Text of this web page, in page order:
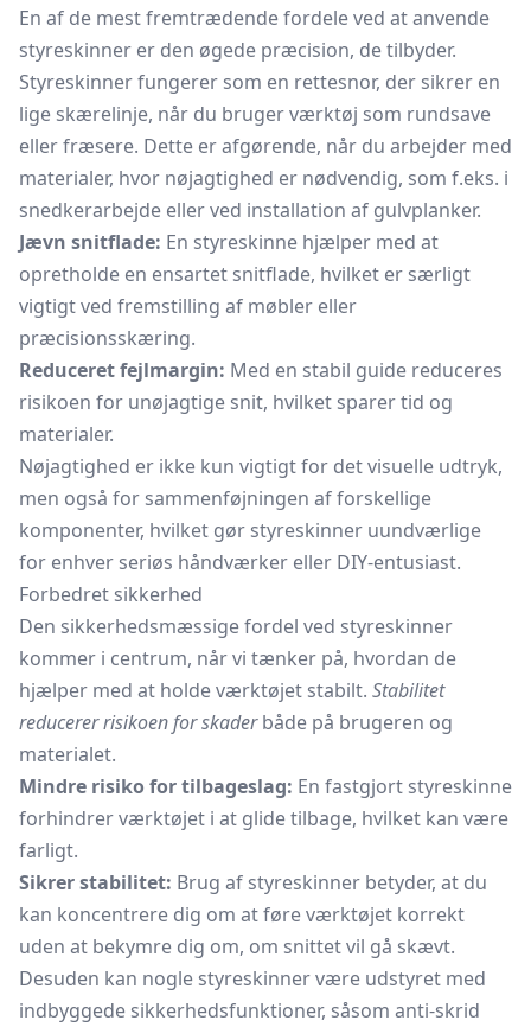
En af de mest fremtrædende fordele ved at anvende
styreskinner er den øgede præcision, de tilbyder.
Styreskinner fungerer som en rettesnor, der sikrer en
lige skærelinje, når du bruger værktøj som rundsave
eller fræsere. Dette er afgørende, når du arbejder med
materialer, hvor nøjagtighed er nødvendig, som f.eks. i
snedkerarbejde eller ved installation af gulvplanker.
Jævn snitflade: En styreskinne hjælper med at
opretholde en ensartet snitflade, hvilket er særligt
vigtigt ved fremstilling af møbler eller
præcisionsskæring.
Reduceret fejlmargin: Med en stabil guide reduceres
risikoen for unøjagtige snit, hvilket sparer tid og
materialer.
Nøjagtighed er ikke kun vigtigt for det visuelle udtryk,
men også for sammenføjningen af forskellige
komponenter, hvilket gør styreskinner uundværlige
for enhver seriøs håndværker eller DIY-entusiast.
Forbedret sikkerhed
Den sikkerhedsmæssige fordel ved styreskinner
kommer i centrum, når vi tænker på, hvordan de
hjælper med at holde værktøjet stabilt. Stabilitet
reducerer risikoen for skaderbåde på brugeren og
materialet.
Mindre risiko for tilbageslag: En fastgjort styreskinne
forhindrer værktøjet i at glide tilbage, hvilket kan være
farligt.
Sikrer stabilitet: Brug af styreskinner betyder, at du
kan koncentrere dig om at føre værktøjet korrekt
uden at bekymre dig om, om snittet vil gå skævt.
Desuden kan nogle styreskinner være udstyret med
indbyggede sikkerhedsfunktioner, såsom anti-skrid